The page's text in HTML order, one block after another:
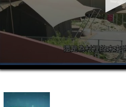
0
seconds
seconds